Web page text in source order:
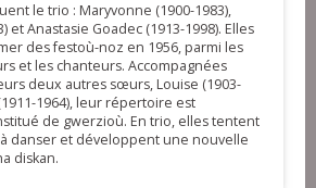
le trio : Maryvonne (1900-1983),
et Anastasie Goadec (1913-1998). Elles
des festoù-noz en 1956, parmi les
et les chanteurs. Accompagnées
deux autres sœurs, Louise (1903-
1964), leur répertoire est
de gwerzioù. En trio, elles tentent
danser et développent une nouvelle
diskan.